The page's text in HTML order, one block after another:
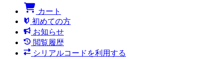
カート
初めての方
お知らせ
閲覧履歴
シリアルコードを利用する